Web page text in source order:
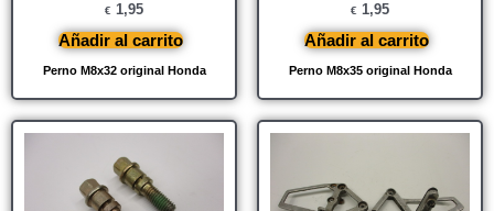
Perno M8x32 original Honda
€ 1,95
Añadir al carrito
Perno M8x35 original Honda
€ 1,95
Añadir al carrito